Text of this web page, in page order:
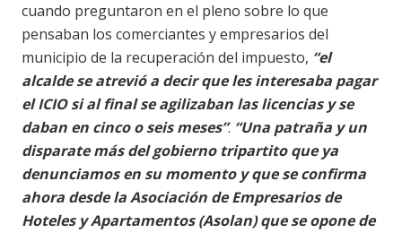
cuando preguntaron en el pleno sobre lo que
pensaban los comerciantes y empresarios del
municipio de la recuperación del impuesto, “el
alcalde se atrevió a decir que les interesaba pagar
el ICIO si al final se agilizaban las licencias y se
daban en cinco o seis meses”. “Una patraña y un
disparate más del gobierno tripartito que ya
denunciamos en su momento y que se confirma
ahora desde la Asociación de Empresarios de
Hoteles y Apartamentos (Asolan) que se opone de